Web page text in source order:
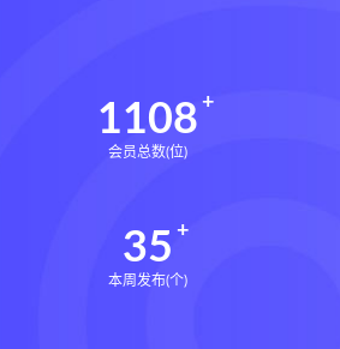
1108
会员总数(位)
35
本周发布(个)